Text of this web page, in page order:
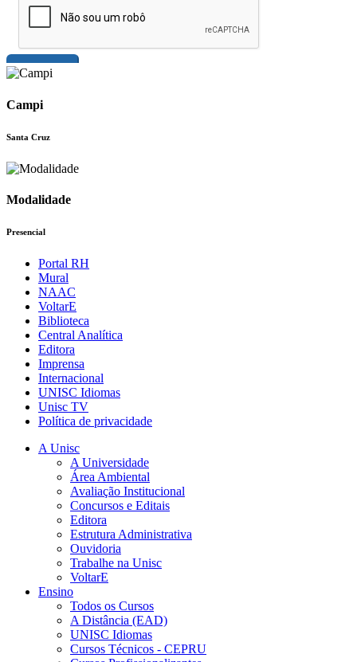
Campi
Santa Cruz
Modalidade
Presencial
Portal RH
Mural
NAAC
VoltarE
Biblioteca
Central Analítica
Editora
Imprensa
Internacional
UNISC Idiomas
Unisc TV
Política de privacidade
A Unisc
A Universidade
Área Ambiental
Avaliação Institucional
Concursos e Editais
Editora
Estrutura Administrativa
Ouvidoria
Trabalhe na Unisc
VoltarE
Ensino
Todos os Cursos
A Distância (EAD)
UNISC Idiomas
Cursos Técnicos - CEPRU